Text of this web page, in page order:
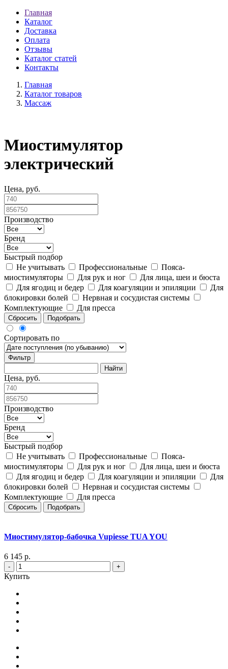
Главная
Каталог
Доставка
Оплата
Отзывы
Каталог статей
Контакты
Главная
Каталог товаров
Массаж
Миостимулятор
электрический
Цена, руб.
Производство
Бренд
Быстрый подбор
Не учитывать
Профессиональные
Пояса-
миостимуляторы
Для рук и ног
Для лица, шеи и бюста
Для ягодиц и бедер
Для коагуляции и эпиляции
Для
блокировки болей
Нервная и сосудистая системы
Комплектующие
Для пресса
Сбросить Подобрать
Сортировать по
Фильтр
Цена, руб.
Производство
Бренд
Быстрый подбор
Не учитывать
Профессиональные
Пояса-
миостимуляторы
Для рук и ног
Для лица, шеи и бюста
Для ягодиц и бедер
Для коагуляции и эпиляции
Для
блокировки болей
Нервная и сосудистая системы
Комплектующие
Для пресса
Сбросить Подобрать
Миостимулятор-бабочка Vupiesse TUA YOU
6 145 р.
- +
Купить